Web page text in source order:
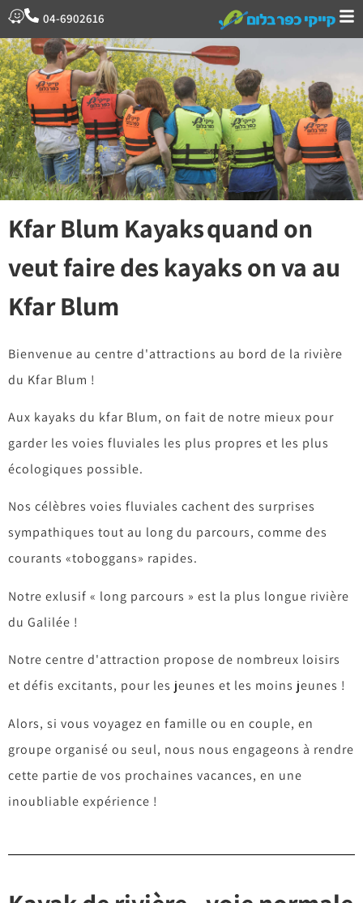
04-6902616
Kfar Blum Kayaks quand on
veut faire des kayaks on va au
Kfar Blum
Bienvenue au centre d'attractions au bord de la rivière
du Kfar Blum !
Aux kayaks du kfar Blum, on fait de notre mieux pour
garder les voies fluviales les plus propres et les plus
écologiques possible.
Nos célèbres voies fluviales cachent des surprises
sympathiques tout au long du parcours, comme des
courants «toboggans» rapides.
Notre exlusif « long parcours » est la plus longue rivière
du Galilée !
Notre centre d'attraction propose de nombreux loisirs
et défis excitants, pour les jeunes et les moins jeunes !
Alors, si vous voyagez en famille ou en couple, en
groupe organisé ou seul, nous nous engageons à rendre
cette partie de vos prochaines vacances, en une
inoubliable expérience !